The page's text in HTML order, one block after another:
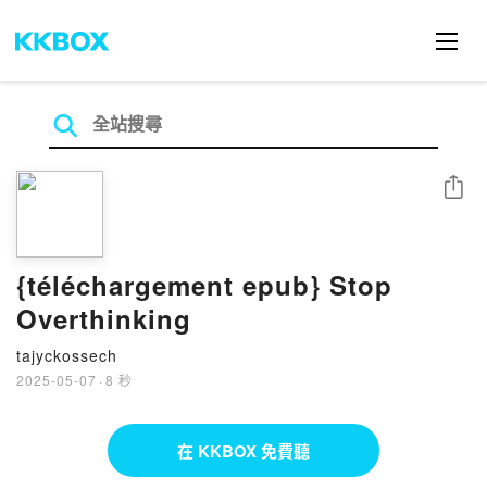
{téléchargement epub} Stop
Overthinking
tajyckossech
2025-05-07 · 8 秒
分享
在 KKBOX 免費聽